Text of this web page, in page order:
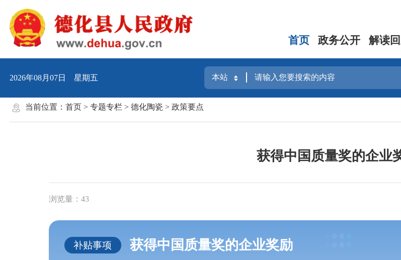
首页 政务公开 解读
2026年08月07日 星期五
当前位置： 首页 > 专题专栏 > 德化陶瓷 > 政策要点
获得中国质量奖的企业
浏览量： 43
补贴事项 获得中国质量奖的企业奖励